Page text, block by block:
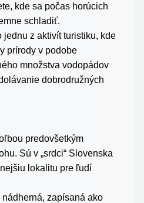
kde sa počas horúcich
schladiť.
z aktivít turistiku, kde
prírody v podobe
množstva vodopádov
dobrodružných
predovšetkým
Sú v „srdci“ Slovenska
lokalitu pre ľudí
zapísaná ako